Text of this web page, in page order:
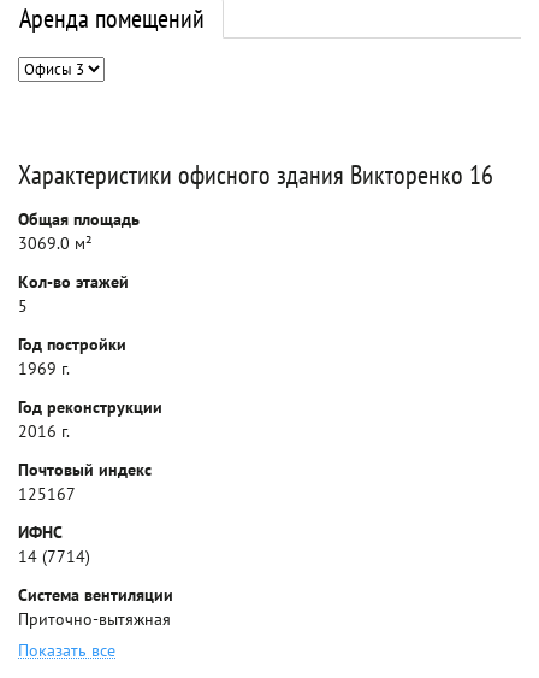
Аренда помещений
Характеристики офисного здания Викторенко 16
Общая площадь
3069.0 м²
Кол-во этажей
5
Год постройки
1969 г.
Год реконструкции
2016 г.
Почтовый индекс
125167
ИФНС
14 (7714)
Система вентиляции
Приточно-вытяжная
Показать все